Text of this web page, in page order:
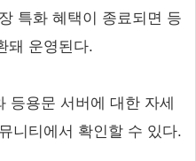
특화 혜택이 종료되면 등
돼 운영된다.
등용문 서버에 대한 자세
니티에서 확인할 수 있다.